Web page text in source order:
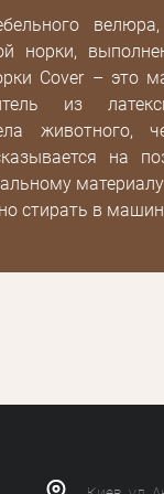
норки,
Cover – это
из
животного,
на
стирать в